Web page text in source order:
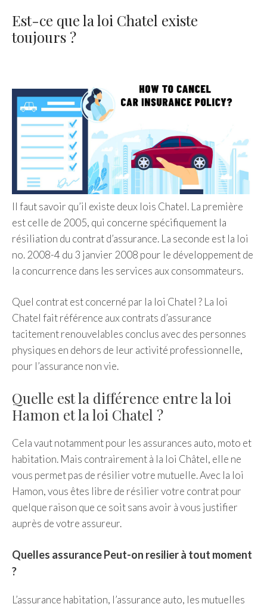
Est-ce que la loi Chatel existe
toujours ?
Il faut savoir qu’il existe deux lois Chatel. La première
est celle de 2005, qui concerne spécifiquement la
résiliation du contrat d’assurance. La seconde est la loi
no. 2008-4 du 3 janvier 2008 pour le développement de
la concurrence dans les services aux consommateurs.
Quel contrat est concerné par la loi Chatel ? La loi
Chatel fait référence aux contrats d’assurance
tacitement renouvelables conclus avec des personnes
physiques en dehors de leur activité professionnelle,
pour l’assurance non vie.
Quelle est la différence entre la loi
Hamon et la loi Chatel ?
Cela vaut notamment pour les assurances auto, moto et
habitation. Mais contrairement à la loi Châtel, elle ne
vous permet pas de résilier votre mutuelle. Avec la loi
Hamon, vous êtes libre de résilier votre contrat pour
quelque raison que ce soit sans avoir à vous justifier
auprès de votre assureur.
Quelles assurance Peut-on resilier à tout moment
?
L’assurance habitation, l’assurance auto, les mutuelles